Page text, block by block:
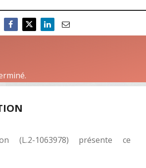
(L.2-1063978) présente ce